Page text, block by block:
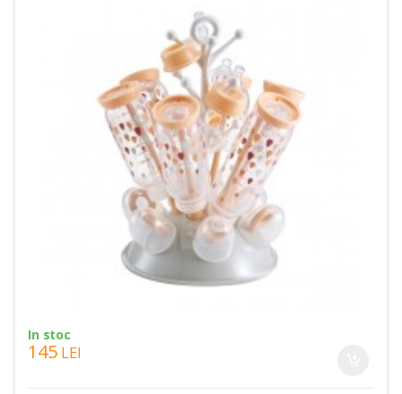
In stoc
145 LEI